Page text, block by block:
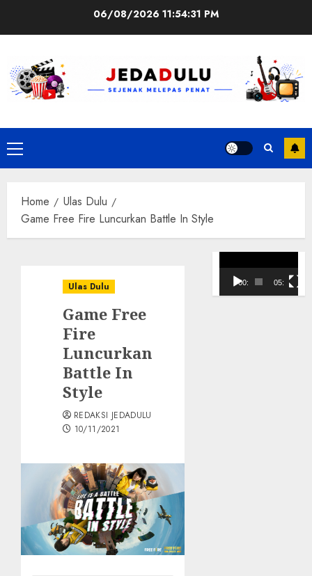
06/08/2026 11:54:32 PM
Primary
Menu
Home
Ulas Dulu
Game Free Fire Luncurkan Battle In Style
Ulas Dulu
Game Free
Fire
Luncurkan
Battle In
Style
REDAKSI JEDADULU
10/11/2021
Video
00:00 05:10